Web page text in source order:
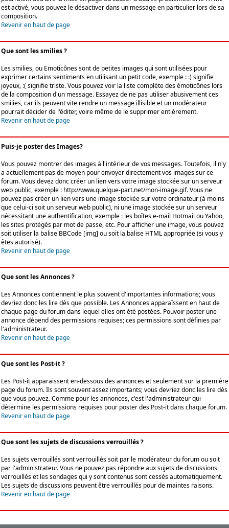
est activé, vous pouvez le désactiver dans un message en particulier lors de sa
composition.
Revenir en haut de page
Que sont les smilies ?
Les smilies, ou Emoticônes sont de petites images qui sont utilisées pour
exprimer certains sentiments en utilisant un petit code, exemple : :) signifie
joyeux, :( signifie triste. Vous pouvez voir la liste complète des émoticônes lors
de la composition d'un message. Essayez de ne pas utiliser abusivement ces
smilies, car ils peuvent vite rendre un message illisible et un modérateur
pourrait décider de l'éditer, voire même de le supprimer entièrement.
Revenir en haut de page
Puis-je poster des Images?
Vous pouvez montrer des images à l'intérieur de vos messages. Toutefois, il n'y
a actuellement pas de moyen pour envoyer directement vos images sur ce
forum. Vous devez donc créer un lien vers votre image stockée sur un serveur
web public, exemple : http://www.quelque-part.net/mon-image.gif. Vous ne
pouvez pas créer un lien vers une image stockée sur votre ordinateur (à moins
que celui-ci soit un serveur web public), ni une image stockée sur un serveur
nécessitant une authentification, exemple : les boîtes e-mail Hotmail ou Yahoo,
les sites protégés par mot de passe, etc. Pour afficher une image, vous pouvez
soit utiliser la balise BBCode [img] ou soit la balise HTML appropriée (si vous y
êtes autorisé).
Revenir en haut de page
Que sont les Annonces ?
Les Annonces contiennent le plus souvent d'importantes informations; vous
devriez donc les lire dès que possible. Les Annonces apparaîssent en haut de
chaque page du forum dans lequel elles ont été postées. Pouvoir poster une
annonce dépend des permissions requises; ces permissions sont définies par
l'administrateur.
Revenir en haut de page
Que sont les Post-it ?
Les Post-it apparaissent en-dessous des annonces et seulement sur la première
page du forum. Ils sont souvent assez importants; vous devriez donc les lire dès
que vous pouvez. Comme pour les annonces, c'est l'administrateur qui
détermine les permissions requises pour poster des Post-it dans chaque forum.
Revenir en haut de page
Que sont les sujets de discussions verrouillés ?
Les sujets verrouillés sont verrouillés soit par le modérateur du forum ou soit
par l'administrateur. Vous ne pouvez pas répondre aux sujets de discussions
verrouillés et les sondages qui y sont contenus sont cessés automatiquement.
Les sujets de discussions peuvent être verrouillés pour de maintes raisons.
Revenir en haut de page